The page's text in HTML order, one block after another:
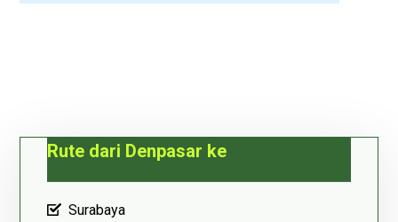
Rute dari Denpasar ke
Surabaya